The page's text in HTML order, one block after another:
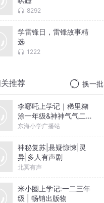
8292
学雷锋日，雷锋故事精
选
1222
推荐 换一批
李哪吒上学记｜稀里糊
涂一年级&神神气气二年
级
东海小学广播站
神秘复苏|悬疑惊悚|灵
异|多人有声剧
北冥有声
米小圈上学记:一二三年
级 | 畅销出版物